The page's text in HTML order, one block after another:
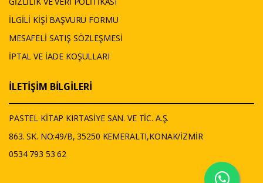
İLGİLİ KİŞİ BAŞVURU FORMU
MESAFELİ SATIŞ SÖZLEŞMESİ
İPTAL VE İADE KOŞULLARI
İLETİŞİM BİLGİLERİ
PASTEL KİTAP KIRTASİYE SAN. VE TİC. A.Ş.
863. SK. NO:49/B, 35250 KEMERALTI,KONAK/İZMİR
0534 793 53 62